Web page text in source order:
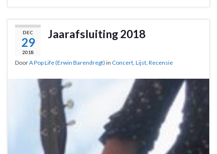
DEC
29
2018
Jaarafsluiting 2018
DoorA Pop Life (Erwin Barendregt) in Concert Lijst Recensie